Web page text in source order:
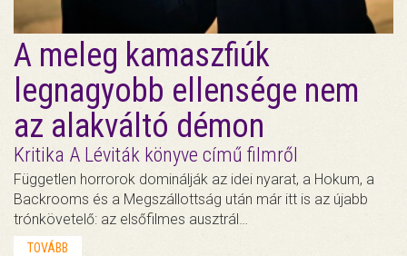
A meleg kamaszfiúk
legnagyobb ellensége nem
az alakváltó démon
Kritika A Léviták könyve című filmről
Független horrorok dominálják az idei nyarat, a Hokum, a
Backrooms és a Megszállottság után már itt is az újabb
trónkövetelő: az elsőfilmes ausztrál…
TOVÁBB